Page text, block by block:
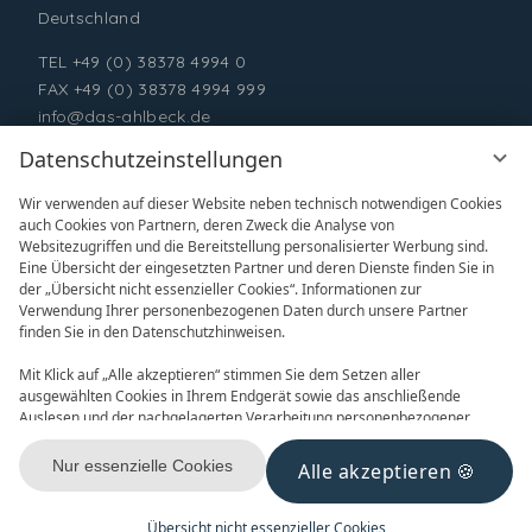
Datenschutzeinstellungen
Wir verwenden auf dieser Website neben technisch notwendigen Cookies
auch Cookies von Partnern, deren Zweck die Analyse von
Websitezugriffen und die Bereitstellung personalisierter Werbung sind.
Eine Übersicht der eingesetzten Partner und deren Dienste finden Sie in
der „Übersicht nicht essenzieller Cookies“. Informationen zur
Verwendung Ihrer personenbezogenen Daten durch unsere Partner
finden Sie in den Datenschutzhinweisen.
Mit Klick auf „Alle akzeptieren“ stimmen Sie dem Setzen aller
ausgewählten Cookies in Ihrem Endgerät sowie das anschließende
Auslesen und der nachgelagerten Verarbeitung personenbezogener
Daten (z.B. Ihrer IP-Adresse) durch uns und unseren Partnern zu. Falls
Sie damit nicht einverstanden sind, klicken Sie bitte auf „Nur essenzielle
Cookies“. Eine individuelle Auswahl können Sie unter „Übersicht nicht
essenzieller Cookies“ tätigen. Sie können Ihre Auswahl im Fußbereich
dieser Website oder in den Datenschutzhinweisen jederzeit aufrufen und
Alle akzeptieren
Nur essenzielle Cookies
Übersicht nicht essenzieller Cookies
Deutschland
TEL +49 (0) 38378 4994 0
FAX +49 (0) 38378 4994 999
info@das-ahlbeck.de
ONLINE BUCHEN ANFRAGEN
GUTSCHEINE NEWSLETTER